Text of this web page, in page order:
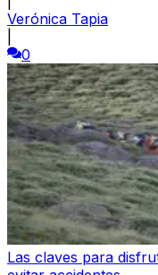
Verónica Tapia
0
Las claves para